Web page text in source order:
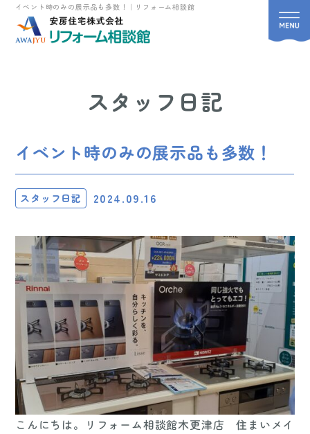
イベント時のみの展示品も多数！｜リフォーム相談館
スタッフ日記
イベント時のみの展示品も多数！
スタッフ日記 2024.09.16
こんにちは。リフォーム相談館木更津店 住まいメイ